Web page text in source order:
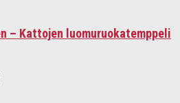
– Kattojen luomuruokatemppeli